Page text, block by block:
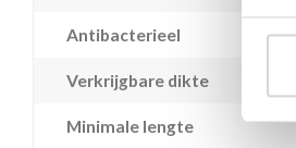
Antibacterieel
Verkrijgbare dikte
Minimale lengte